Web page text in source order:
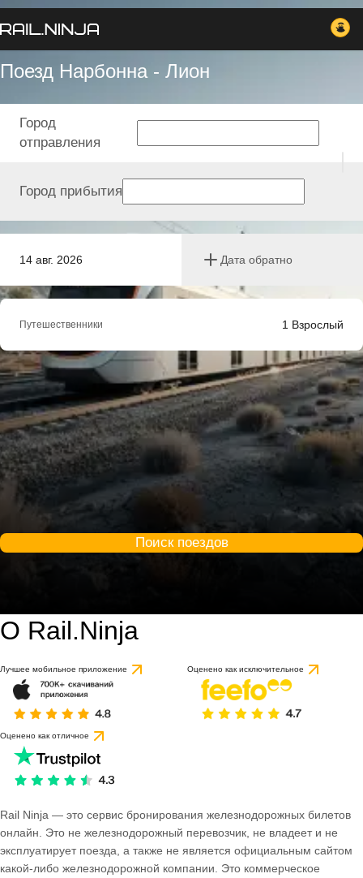
Поезд Нарбонна - Лион
14 авг. 2026 Дата обратно
Город
отправления
Город прибытия
Путешественники 1 Взрослый
Поиск поездов
О Rail.Ninja
Лучшее мобильное приложение Оценено как исключительное
Оценено как отличное
Rail Ninja — это сервис бронирования железнодорожных билетов
онлайн. Это не железнодорожный перевозчик, не владеет и не
эксплуатирует поезда, а также не является официальным сайтом
какой-либо железнодорожной компании. Это коммерческое